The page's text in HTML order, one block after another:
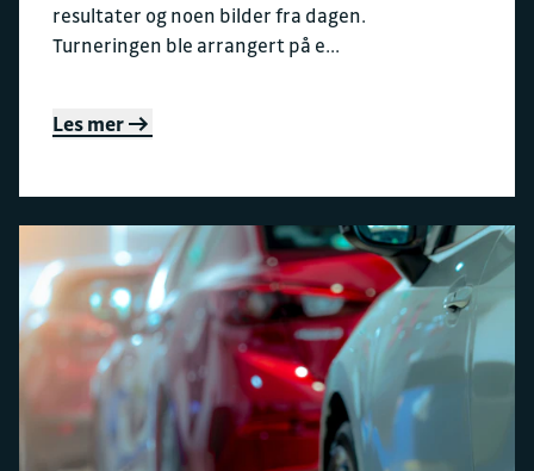
resultater og noen bilder fra dagen.
Turneringen ble arrangert på e...
Les mer